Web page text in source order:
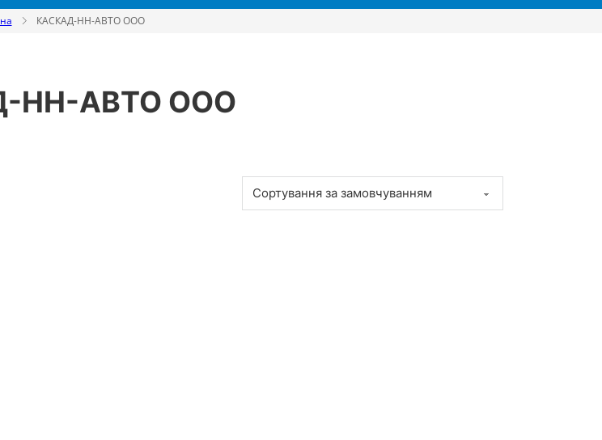
КАСКАД-НН-АВТО ООО
НН-АВТО ООО